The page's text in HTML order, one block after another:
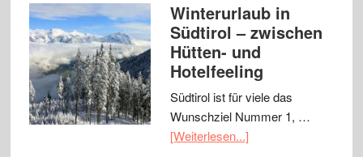
Winterurlaub in
Südtirol – zwischen
Hütten- und
Hotelfeeling
Südtirol ist für viele das
Wunschziel Nummer 1, …
[Weiterlesen...]